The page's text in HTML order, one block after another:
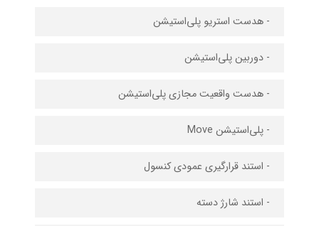
- هدست استریو پلی‌استیشن
- دوربین پلی‌استیشن
- هدست‌ واقعیت مجازی پلی‌استیشن
- پلی‌استیشن Move
- استند قرارگیری عمودی کنسول
- استند شارژ دسته‌